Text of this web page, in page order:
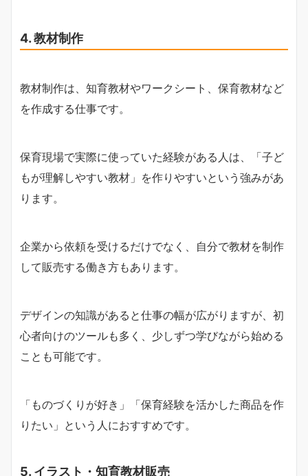
4. 教材制作
教材制作は、知育教材やワークシート、保育教材など
を作成する仕事です。
保育現場で実際に使っていた経験がある人は、「子ど
もが理解しやすい教材」を作りやすいという強みがあ
ります。
企業から依頼を受けるだけでなく、自分で教材を制作
して販売する働き方もあります。
デザインの知識があると仕事の幅が広がりますが、初
心者向けのツールも多く、少しずつ学びながら始める
ことも可能です。
「ものづくりが好き」「保育経験を活かした商品を作
りたい」という人におすすめです。
5. イラスト・知育教材販売